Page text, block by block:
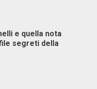
e quella nota
segreti della